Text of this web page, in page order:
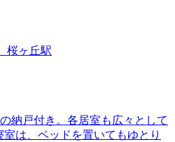
桜ヶ丘駅
納戸付き。各居室も広々として
は、ベッドを置いてもゆとり